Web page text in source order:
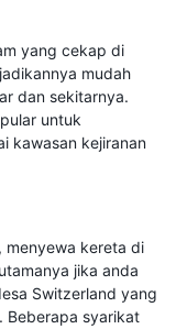
yang cekap di
mudah
dan sekitarnya.
untuk
kawasan kejiranan
menyewa kereta di
jika anda
Switzerland yang
Beberapa syarikat